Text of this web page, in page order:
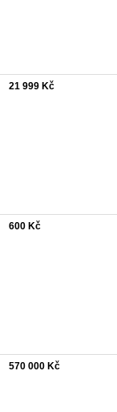
21 999 Kč
600 Kč
570 000 Kč